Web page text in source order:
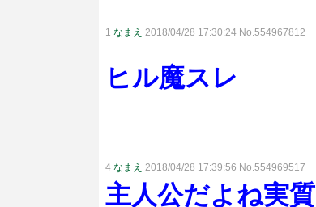
1 なまえ 2018/04/28 17:30:24 No.554967812
ヒル魔スレ
4 なまえ 2018/04/28 17:39:56 No.554969517
主人公だよね実質